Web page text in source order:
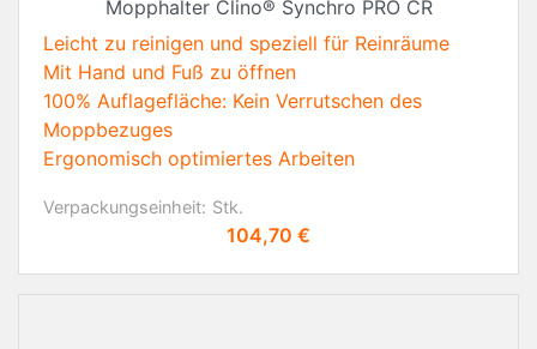
Mopphalter Clino® Synchro PRO CR
Leicht zu reinigen und speziell für Reinräume
Mit Hand und Fuß zu öffnen
100% Auflagefläche: Kein Verrutschen des
Moppbezuges
Ergonomisch optimiertes Arbeiten
Verpackungseinheit: Stk.
Preis
104,70 €